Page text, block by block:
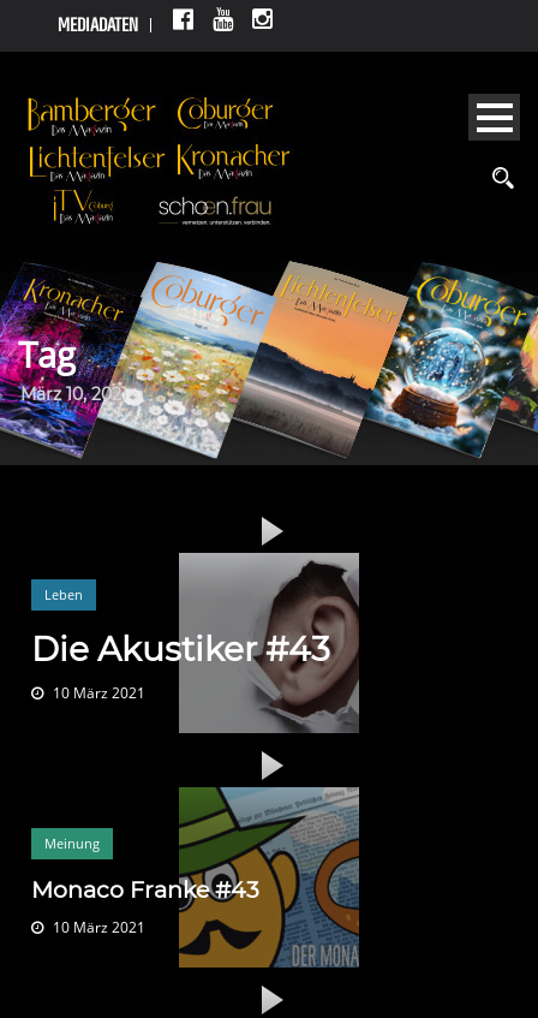
MEDIADATEN
Tag
März 10, 2021
Leben
Die Akustiker #43
10 März 2021
Meinung
Monaco Franke #43
10 März 2021